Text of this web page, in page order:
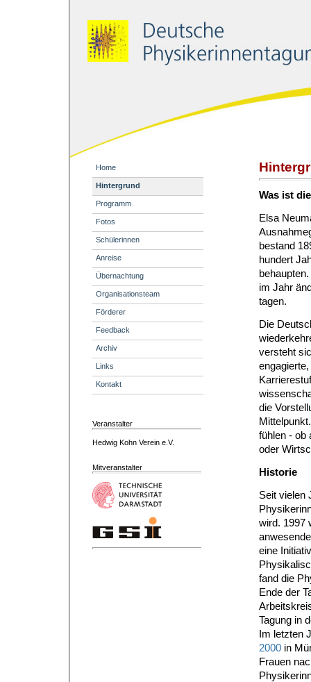
Home
Hintergrund
Programm
Fotos
Schülerinnen
Anreise
Übernachtung
Organisationsteam
Förderer
Feedback
Archiv
Links
Kontakt
Veranstalter
Hedwig Kohn Verein e.V.
Mitveranstalter
Was ist
Elsa
bestand
hundert
im Jahr
tagen.
Die
versteht
die
fühlen - ob
oder
Historie
Seit vielen
wird. 1997
eine
fand die
Ende der
Tagung in
Im letzten
2000in
Frauen